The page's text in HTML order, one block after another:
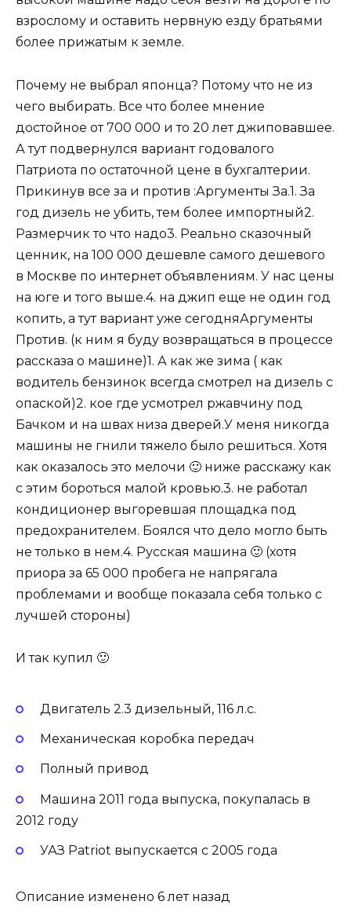
взрослому и оставить нервную езду братьями
более прижатым к земле.
Почему не выбрал японца? Потому что не из
чего выбирать. Все что более мнение
достойное от 700 000 и то 20 лет джиповавшее.
А тут подвернулся вариант годовалого
Патриота по остаточной цене в бухгалтерии.
Прикинув все за и против :Аргументы За.1. За
год дизель не убить, тем более импортный2.
Размерчик то что надо3. Реально сказочный
ценник, на 100 000 дешевле самого дешевого
в Москве по интернет объявлениям. У нас цены
на юге и того выше.4. на джип еще не один год
копить, а тут вариант уже сегодняАргументы
Против. (к ним я буду возвращаться в процессе
рассказа о машине)1. А как же зима ( как
водитель бензинок всегда смотрел на дизель с
опаской)2. кое где усмотрел ржавчину под
Бачком и на швах низа дверей.У меня никогда
машины не гнили тяжело было решиться. Хотя
как оказалось это мелочи 🙂 ниже расскажу как
с этим бороться малой кровью.3. не работал
кондиционер выгоревшая площадка под
предохранителем. Боялся что дело могло быть
не только в нем.4. Русская машина 🙂 (хотя
приора за 65 000 пробега не напрягала
проблемами и вообще показала себя только с
лучшей стороны)
И так купил 🙂
Двигатель 2.3 дизельный, 116 л.с.
Механическая коробка передач
Полный привод
Машина 2011 года выпуска, покупалась в
2012 году
УАЗ Patriot выпускается с 2005 года
Описание изменено 6 лет назад